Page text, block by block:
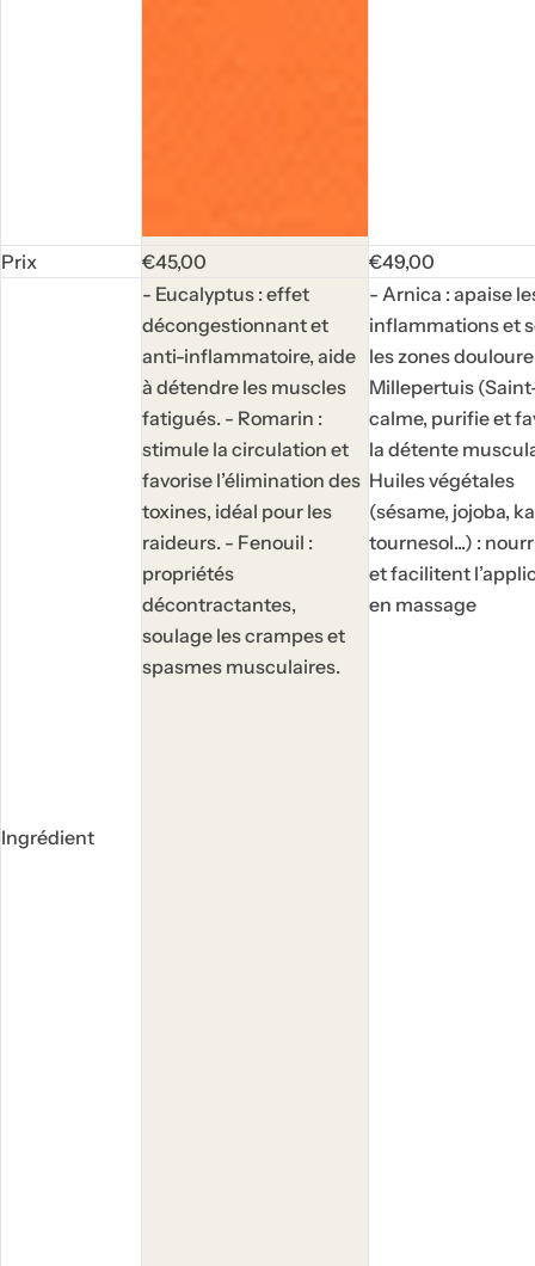
Prix
P
r
i
x
h
a
b
i
t
u
e
l
€45,00
P
r
i
x
h
a
b
i
t
u
e
l
€49,00
Ingrédient
- Eucalyptus : effet
décongestionnant et
anti-inflammatoire, aide
à détendre les muscles
fatigués. - Romarin :
stimule la circulation et
favorise l’élimination des
toxines, idéal pour les
raideurs. - Fenouil :
propriétés
décontractantes,
soulage les crampes et
spasmes musculaires.
- Arnica : apaise
inflammations et
les zones
Millepertuis
calme, purifie et
la détente
Huiles végétales
(sésame, jojoba,
tournesol...) :
et facilitent
en massage